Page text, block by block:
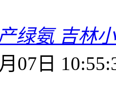
绿氨 吉林
07日